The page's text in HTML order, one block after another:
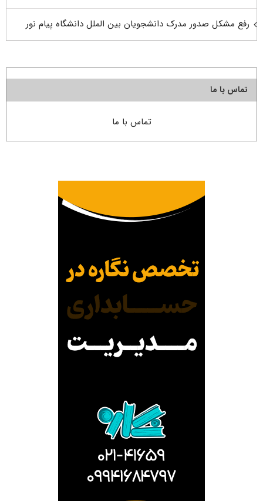
رفع مشکل صدور مدرک دانشجویان بین الملل دانشگاه پیام نور
تماس با ما
تماس با ما